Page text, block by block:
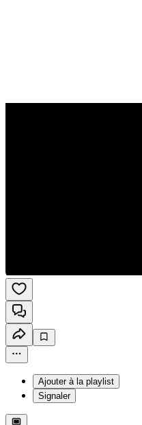
Ajouter à la playlist
Signaler